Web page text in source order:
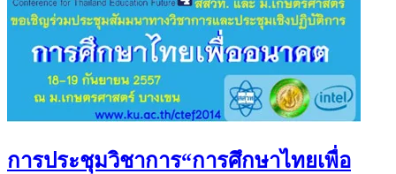
การประชุมวิชาการ“การศึกษาไทยเพื่อ